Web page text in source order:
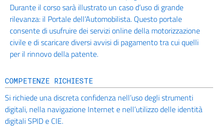
Durante il corso sarà illustrato un caso d’uso di grande
rilevanza: il Portale dell’Automobilista. Questo portale
consente di usufruire dei servizi online della motorizzazione
civile e di scaricare diversi avvisi di pagamento tra cui quelli
per il rinnovo della patente.
COMPETENZE RICHIESTE
Si richiede una discreta confidenza nell’uso degli strumenti
digitali, nella navigazione Internet e nell’utilizzo delle identità
digitali SPID e CIE.